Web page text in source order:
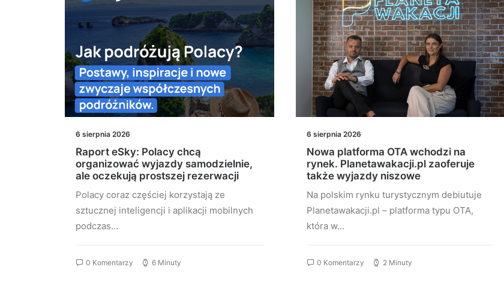
6 sierpnia 2026
Raport eSky: Polacy chcą
organizować wyjazdy samodzielnie,
ale oczekują prostszej rezerwacji
Polacy coraz częściej korzystają ze
sztucznej inteligencji i aplikacji mobilnych
podczas…
0 Komentarzy 6 Minuty
6 sierpnia 2026
Nowa platforma OTA wchodzi na
rynek. Planetawakacji.pl zaoferuje
także wyjazdy niszowe
Na polskim rynku turystycznym debiutuje
Planetawakacji.pl – platforma typu OTA,
która w…
0 Komentarzy 2 Minuty